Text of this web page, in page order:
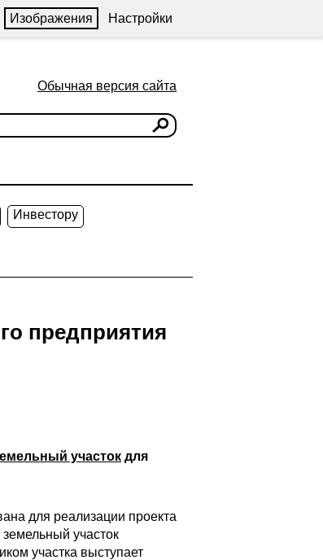
Изображения Настройки
Обычная версия сайта
Инвестору
предприятия
участок для
для реализации проекта
участок
участка выступает